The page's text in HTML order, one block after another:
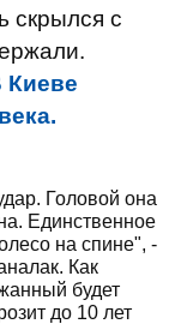
скрылся с
Киеве
Головой она
Единственное
на спине", -
Как
будет
до 10 лет